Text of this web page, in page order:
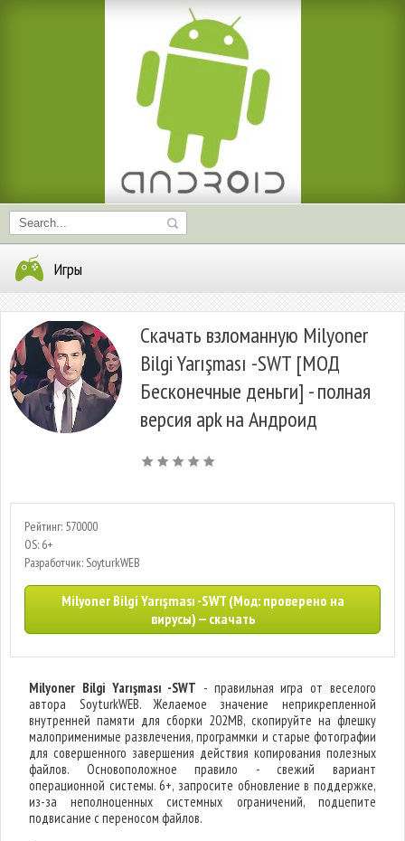
Игры
Скачать взломанную Milyoner
Bilgi Yarışması -SWT [МОД
Бесконечные деньги] - полная
версия apk на Андроид
Рейтинг: 570000
OS: 6+
Разработчик: SoyturkWEB
Milyoner Bilgi Yarışması -SWT (Мод: проверено на
вирусы) — скачать
Milyoner Bilgi Yarışması -SWT - правильная игра от веселого
автора SoyturkWEB. Желаемое значение неприкрепленной
внутренней памяти для сборки 202MB, скопируйте на флешку
малоприменимые развлечения, программки и старые фотографии
для совершенного завершения действия копирования полезных
файлов. Основоположное правило - свежий вариант
операционной системы. 6+, запросите обновление в поддержке,
из-за неполноценных системных ограничений, подцепите
подвисание с переносом файлов.